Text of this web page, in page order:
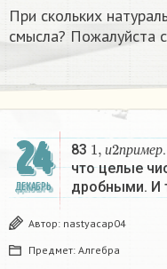
При скольких
смысла? Пожалуйста
24
ДЕКАБРЬ
83 и пр име р
1,и 2приме
что целые
дробными. И
Автор: nastyacap04
Предмет: Алгебра